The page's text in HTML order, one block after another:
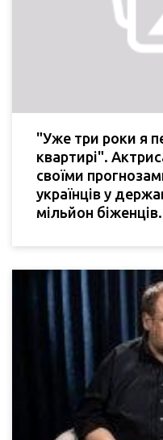
"Уже три роки я
квартирі".
своїми
українців у
мільйон біженців.